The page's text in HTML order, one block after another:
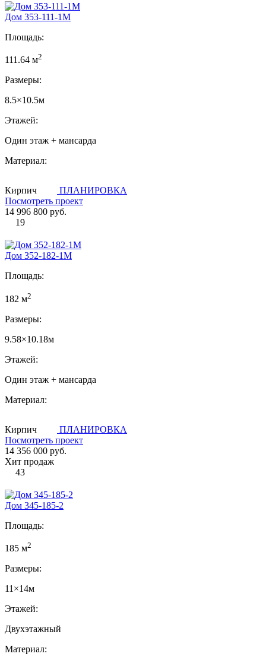
Дом 353-111-1М
Площадь:
111.64 м2
Размеры:
8.5×10.5м
Этажей:
Один этаж + мансарда
Материал:
Кирпич
ПЛАНИРОВКА
Посмотреть проект
14 996 800 руб.
19
Дом 352-182-1М
Площадь:
182 м2
Размеры:
9.58×10.18м
Этажей:
Один этаж + мансарда
Материал:
Кирпич
ПЛАНИРОВКА
Посмотреть проект
14 356 000 руб.
Хит продаж
43
Дом 345-185-2
Площадь:
185 м2
Размеры:
11×14м
Этажей:
Двухэтажный
Материал: